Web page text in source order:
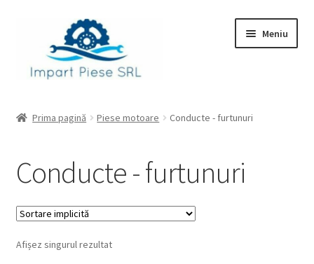
navigare
conținut
Meniu
Contul meu
Coș
Prima pagină Piese motoare Conducte - furtunuri
Conducte - furtunuri
Afișez singurul rezultat